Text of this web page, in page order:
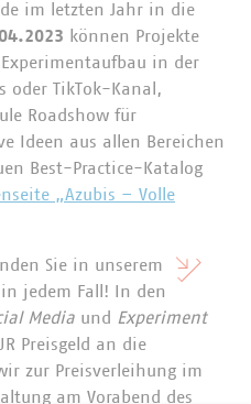
im letzten Jahr in die
können Projekte
in der
oder TikTok-Kanal,
Roadshow für
Ideen aus allen Bereichen
Best-Practice-Katalog
„Azubis – Volle
Sie in unserem
jedem Fall! In den
Media und Experiment
Preisgeld an die
zur Preisverleihung im
am Vorabend des